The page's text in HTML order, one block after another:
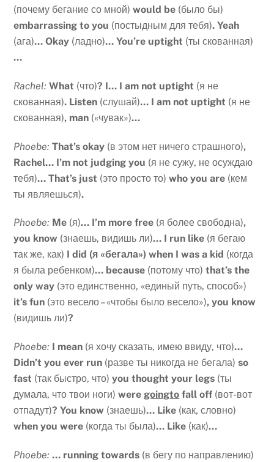
(почему бегание со мной) would be (было бы)
embarrassing to you (постыдным для тебя). Yeah
(ага)… Okay (ладно)… You’re uptight (ты скованная)
…
Rachel:What (что)? I… I am not uptight (я не
скованная). Listen (слушай)… I am not uptight (я не
скованная), man («чувак»)…
Phoebe:That’s okay (в этом нет ничего страшного),
Rachel… I’m not judging you (я не сужу, не осуждаю
тебя)… That’s just (это просто то) who you are (кем
ты являешься).
Phoebe: Me (я)… I’m more free (я более свободна),
you know (знаешь, видишь ли)… I run like (я бегаю
так же, как) I did (я «бегала») when I was a kid (когда
я была ребенком)… because (потому что) that’s the
only way (это единственно, «единый путь, способ»)
it’s fun (это весело – «чтобы было весело»), you know
(видишь ли)?
Phoebe: I mean (я хочу сказать, имею ввиду, что)…
Didn’t you ever run (разве ты никогда не бегала) so
fast (так быстро, что)you thought your legs (ты
думала, что твои ноги) were goingto fall off (вот-вот
отпадут)? You know (знаешь)… Like (как, словно)
when you were (когда ты была)… Like (как)…
Phoebe: … running towards (в бегу по направлению)